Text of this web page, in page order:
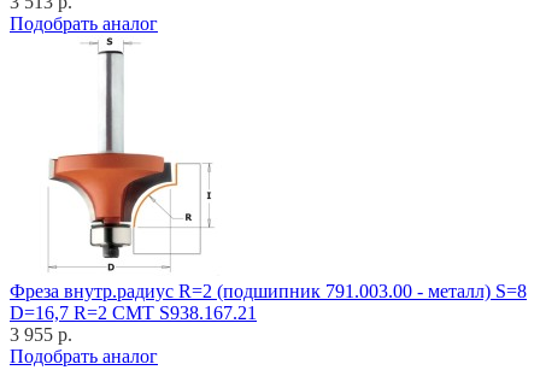
Подобрать аналог
Фреза внутр.радиус R=2 (подшипник 791.003.00 - металл) S=8
D=16,7 R=2 CMT S938.167.21
3 955 р.
Подобрать аналог